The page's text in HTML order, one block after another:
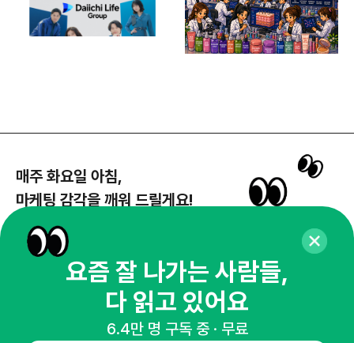
매주 화요일 아침,
마케팅 감각을 깨워 드릴게요!
뉴스레터 구독하기
요즘 잘 나가는 사람들,
다 읽고 있어요
6.4만 명 구독 중 · 무료